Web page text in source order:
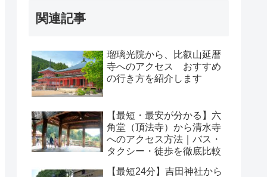
関連記事
瑠璃光院から、比叡山延暦
寺へのアクセス おすすめ
の行き方を紹介します
【最短・最安が分かる】六
角堂（頂法寺）から清水寺
へのアクセス方法｜バス・
タクシー・徒歩を徹底比較
【最短24分】吉田神社から